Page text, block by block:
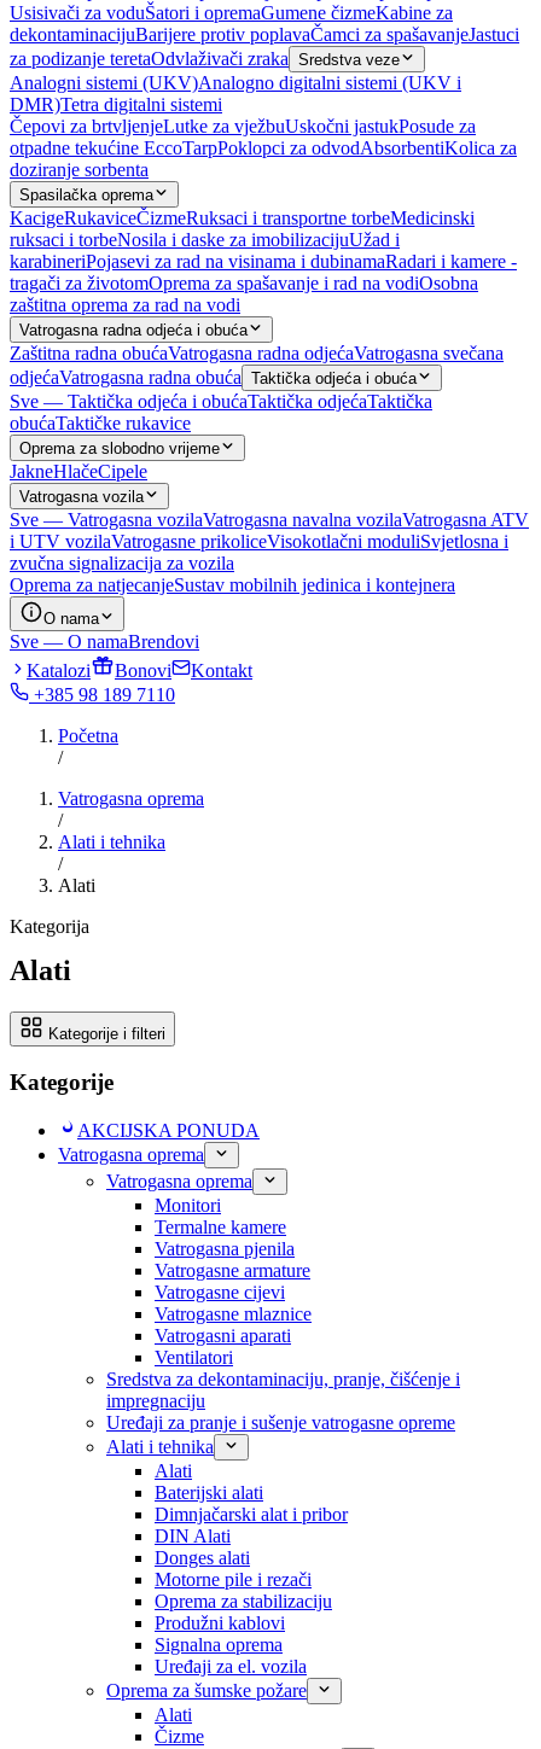
Usisivači za voduŠatori i opremaGumene čizmeKabine za
dekontaminacijuBarijere protiv poplavaČamci za spašavanjeJastuci
za podizanje teretaOdvlaživači zraka Sredstva veze
Analogni sistemi (UKV)Analogno digitalni sistemi (UKV i
DMR)Tetra digitalni sistemi
Čepovi za brtvljenjeLutke za vježbuUskočni jastukPosude za
otpadne tekućine EccoTarpPoklopci za odvodAbsorbentiKolica za
doziranje sorbenta
Spasilačka oprema
KacigeRukaviceČizmeRuksaci i transportne torbeMedicinski
ruksaci i torbeNosila i daske za imobilizacijuUžad i
karabineriPojasevi za rad na visinama i dubinamaRadari i kamere -
tragači za životomOprema za spašavanje i rad na vodiOsobna
zaštitna oprema za rad na vodi
Vatrogasna radna odjeća i obuća
Zaštitna radna obućaVatrogasna radna odjećaVatrogasna svečana
odjećaVatrogasna radna obuća Taktička odjeća i obuća
Sve — Taktička odjeća i obućaTaktička odjećaTaktička
obućaTaktičke rukavice
Oprema za slobodno vrijeme
JakneHlačeCipele
Vatrogasna vozila
Sve — Vatrogasna vozilaVatrogasna navalna vozilaVatrogasna ATV
i UTV vozilaVatrogasne prikoliceVisokotlačni moduliSvjetlosna i
zvučna signalizacija za vozila
Oprema za natjecanjeSustav mobilnih jedinica i kontejnera
O nama
Sve — O namaBrendovi
Katalozi
Bonovi
Kontakt
+385 98 189 7110
Početna
/
Vatrogasna oprema
/
Alati i tehnika
/
Alati
Kategorija
Alati
Kategorije i filteri
Kategorije
AKCIJSKA PONUDA
Vatrogasna oprema
Vatrogasna oprema
Monitori
Termalne kamere
Vatrogasna pjenila
Vatrogasne armature
Vatrogasne cijevi
Vatrogasne mlaznice
Vatrogasni aparati
Ventilatori
Sredstva za dekontaminaciju, pranje, čišćenje i
impregnaciju
Uređaji za pranje i sušenje vatrogasne opreme
Alati i tehnika
Alati
Baterijski alati
Dimnjačarski alat i pribor
DIN Alati
Donges alati
Motorne pile i rezači
Oprema za stabilizaciju
Produžni kablovi
Signalna oprema
Uređaji za el. vozila
Oprema za šumske požare
Alati
Čizme